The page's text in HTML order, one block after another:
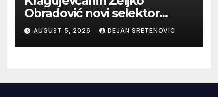
Obradović novi selektor
Atletske reprezentacije Srbije
AUGUST 5, 2026 DEJAN SRETENOVIC